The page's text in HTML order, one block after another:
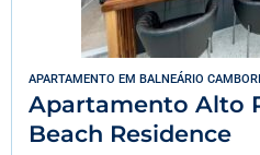
APARTAMENTO EM BALNEÁRIO
Apartamento Alto
Beach Residence